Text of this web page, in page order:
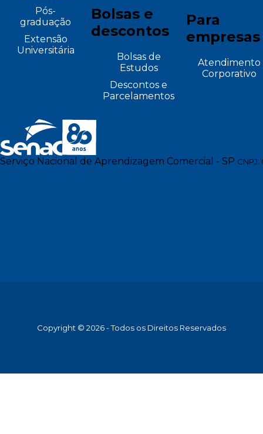
Pós-
graduação
Extensão
Universitária
Bolsas e
descontos
Bolsas de
Estudos
Descontos e
Parcelamentos
Para
empresas
Atendimento
Corporativo
Serviço Nacional de Aprendizagem Comercial - SP
Copyright © 2026 - Todos os Direitos Reservados